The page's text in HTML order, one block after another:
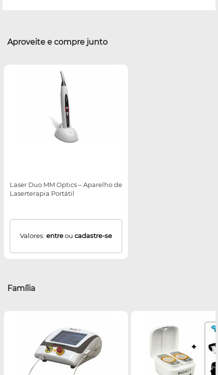
Aproveite e compre junto
Laser Duo MM Optics – Aparelho de
Laserterapia Portátil
Valores: entreou cadastre-se
Família